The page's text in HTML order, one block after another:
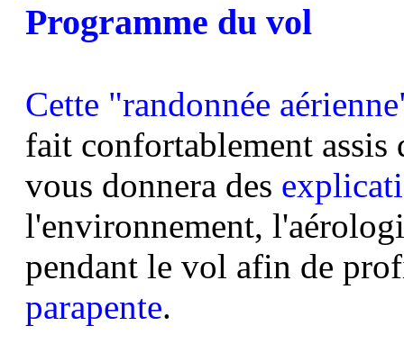
Programme du vol
Cette "randonnée
fait confortablement
vous donnera des
l'environnement,
pendant le vol afin de
parapente.